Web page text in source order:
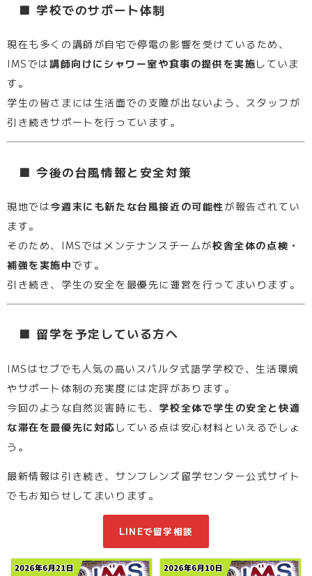
■ 学校でのサポート体制
現在も多くの講師が自宅で停電の影響を受けているため、
IMSでは講師向けにシャワー室や食事の提供を実施していま
す。
学生の皆さまには生活面での支障が出ないよう、スタッフが
引き続きサポートを行っています。
■ 今後の台風情報と安全対策
現地では今週末にも新たな台風接近の可能性が報告されてい
ます。
そのため、IMSではメンテナンスチームが校舎全体の点検・
補強を実施中です。
引き続き、学生の安全を最優先に運営を行ってまいります。
■ 留学を予定している方へ
IMSはセブでも人気の高いスパルタ式語学学校で、生活環境
やサポート体制の充実度には定評があります。
今回のような自然災害時にも、 学校全体で学生の安全と快適
な滞在を最優先に対応 している点は安心材料といえるでしょ
う。
最新情報は引き続き、サンフレンズ留学センター公式サイト
でもお知らせしてまいります。
LINEで留学相談